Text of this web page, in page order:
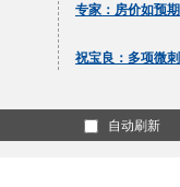
专家：房价如预
祝宝良：多项微
自动刷新